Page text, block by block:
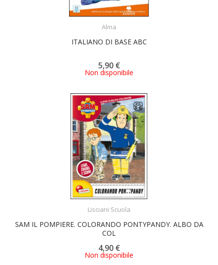
Alma
ITALIANO DI BASE ABC
5,90 €
Non disponibile
Lisciani Scuola
SAM IL POMPIERE. COLORANDO PONTYPANDY. ALBO DA
COL
4,90 €
Non disponibile